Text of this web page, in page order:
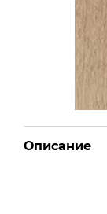
Описание